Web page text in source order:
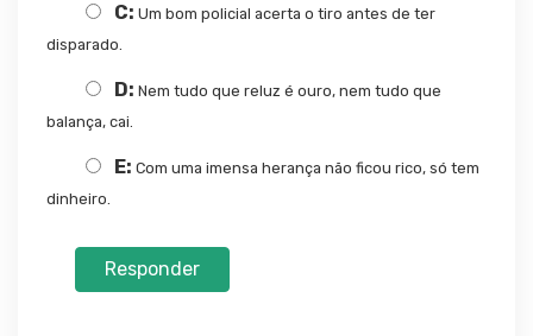
C: Um bom policial acerta o tiro antes de ter
disparado.
D: Nem tudo que reluz é ouro, nem tudo que
balança, cai.
E: Com uma imensa herança não ficou rico, só tem
dinheiro.
Responder